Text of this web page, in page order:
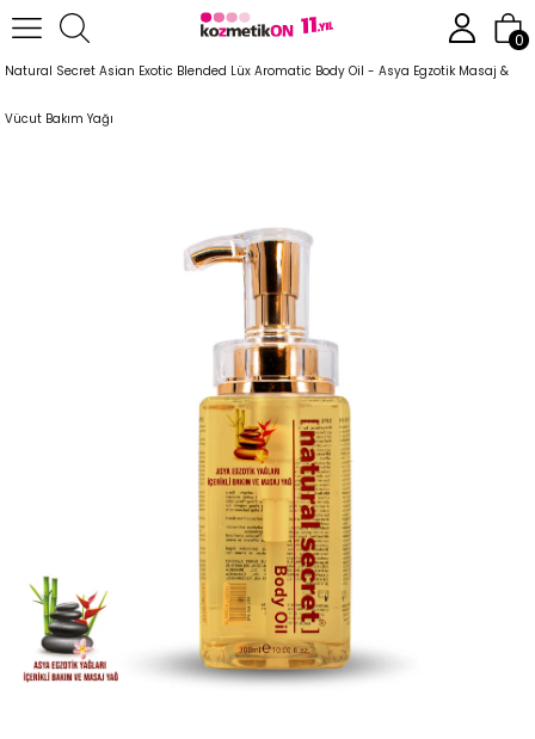
0
Anasayfa Vücut Bakım Ürünleri Bakım ve Masaj Yağları
Natural Secret Asian Exotic Blended Lüx Aromatic Body Oil - Asya Egzotik Masaj &
Vücut Bakım Yağı